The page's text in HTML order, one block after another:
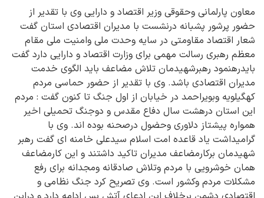
معاون پارلمانی وحقوقی وزیر اقتصاد و دارایی وی با تقدیر از
حضور پرشور پشبانه درنشست با مدیران اقتصادی استان گفت
شعار اقتصاد مقاومتی در سایه وحدت ملی وامنیت ملی مقام
معظم رهبری رسالت مهمی برای وزارت اقتصاد و دارایی دارد گفت
بایدرهنمود رهبرشهیدمان تلاش مضاعف باید الگوی خدمت
مدیران اقتصادی باشد. وی با تقدیر از حضور حماسی مردم
کهگیلویه وبویراحمد در خیابان از اول جنگ تا کنون گفت : مردم
این استان درهشت سال دفاع مقدس و دوجنگ تحمیلی اخیر
همواره پیشتاز دلاوری وحضول درصحنه بوده اند. وی با
گرامیداشت یاد قاعده امت اسلام سیدعلی خامنه ای گفت رهبر
شهیدمان برکارمضاعف مدیران تاکید داشتند و این کارمضاعف
همان خوشرویی با مردم وتلاش صادقانه ومجدانه برای رفع
مشکلات مردم وکشور است. وی تصریح کرد جنگ نظامی و